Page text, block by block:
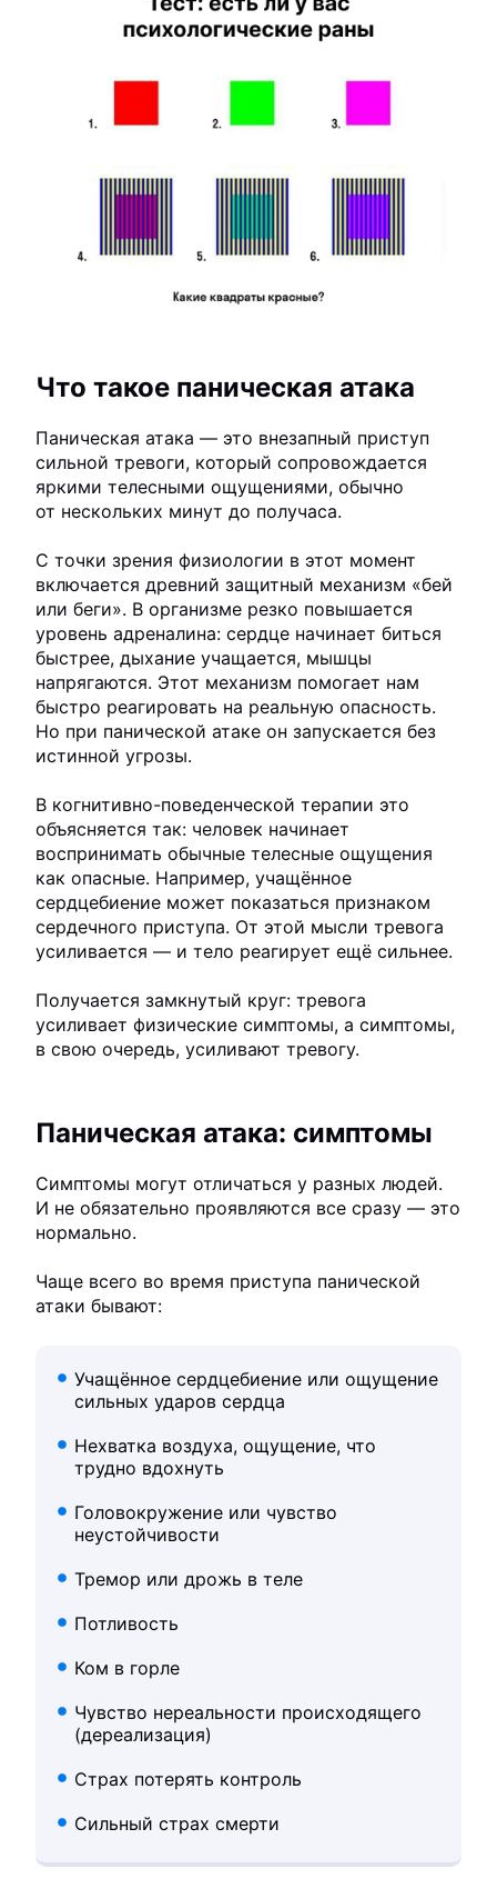
Что такое паническая атака
Паническая атака — это внезапный приступ
сильной тревоги, который сопровождается
яркими телесными ощущениями, обычно
от нескольких минут до получаса.
С точки зрения физиологии в этот момент
включается древний защитный механизм «бей
или беги». В организме резко повышается
уровень адреналина: сердце начинает биться
быстрее, дыхание учащается, мышцы
напрягаются. Этот механизм помогает нам
быстро реагировать на реальную опасность.
Но при панической атаке он запускается без
истинной угрозы.
В когнитивно-поведенческой терапии это
объясняется так: человек начинает
воспринимать обычные телесные ощущения
как опасные. Например, учащённое
сердцебиение может показаться признаком
сердечного приступа. От этой мысли тревога
усиливается — и тело реагирует ещё сильнее.
Получается замкнутый круг: тревога
усиливает физические симптомы, а симптомы,
в свою очередь, усиливают тревогу.
Паническая атака: симптомы
Симптомы могут отличаться у разных людей.
И не обязательно проявляются все сразу — это
нормально.
Чаще всего во время приступа панической
атаки бывают:
Учащённое сердцебиение или ощущение
сильных ударов сердца
Нехватка воздуха, ощущение, что
трудно вдохнуть
Головокружение или чувство
неустойчивости
Тремор или дрожь в теле
Потливость
Ком в горле
Чувство нереальности происходящего
(дереализация)
Страх потерять контроль
Сильный страх смерти